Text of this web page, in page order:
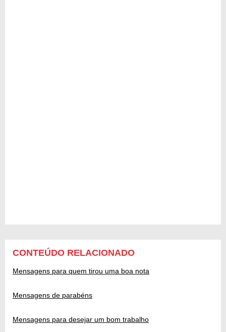
CONTEÚDO RELACIONADO
Mensagens para quem tirou uma boa nota
Mensagens de parabéns
Mensagens para desejar um bom trabalho